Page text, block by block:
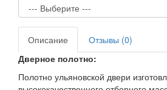
Описание
Отзывы (0)
Дверное полотно:
Полотно ульяновской двери